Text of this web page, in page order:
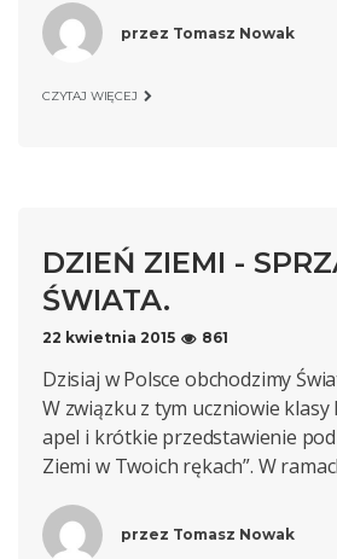
przez Tomasz Nowak
CZYTAJ WIĘCEJ
DZIEŃ ZIEMI -
ŚWIATA.
22 kwietnia 2015 861
Dzisiaj w Polsce obchodzimy
W związku z tym uczniowie
apel i krótkie przedstawienie pod
Ziemi w Twoich rękach”. W
przez Tomasz Nowak